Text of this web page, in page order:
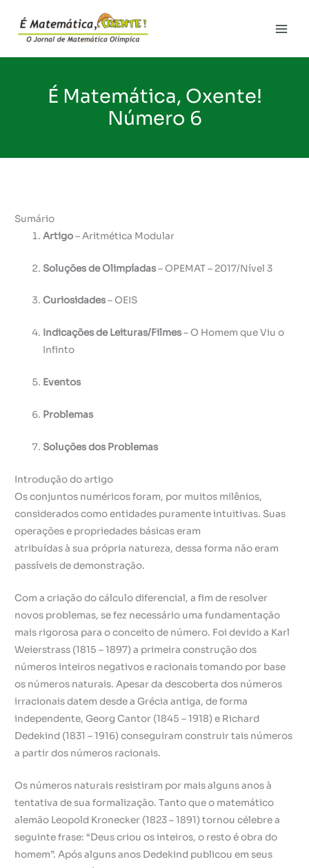
para
conteúdo
É Matemática, Oxente!
Número 6
Sumário
Artigo– Aritmética Modular
Soluções de Olimpíadas– OPEMAT – 2017/Nível 3
Curiosidades– OEIS
Indicações de Leituras/Filmes– O Homem que Viu o
Infinto
Eventos
Problemas
Soluções dos Problemas
Introdução do artigo
Os conjuntos numéricos foram, por muitos milênios,
considerados como entidades puramente intuitivas. Suas
operações e propriedades básicas eram
atribuídas à sua própria natureza, dessa forma não eram
passíveis de demonstração.
Com a criação do cálculo diferencial, a fim de resolver
novos problemas, se fez necessário uma fundamentação
mais rigorosa para o conceito de número. Foi devido a Karl
Weierstrass (1815 – 1897) a primeira construção dos
números inteiros negativos e racionais tomando por base
os números naturais. Apesar da descoberta dos números
irracionais datem desde a Grécia antiga, de forma
independente, Georg Cantor (1845 – 1918) e Richard
Dedekind (1831 – 1916) conseguiram construir tais números
a partir dos números racionais.
Os números naturais resistiram por mais alguns anos à
tentativa de sua formalização. Tanto que o matemático
alemão Leopold Kronecker (1823 – 1891) tornou célebre a
seguinte frase: “Deus criou os inteiros, o resto é obra do
homem”. Após alguns anos Dedekind publicou em seus